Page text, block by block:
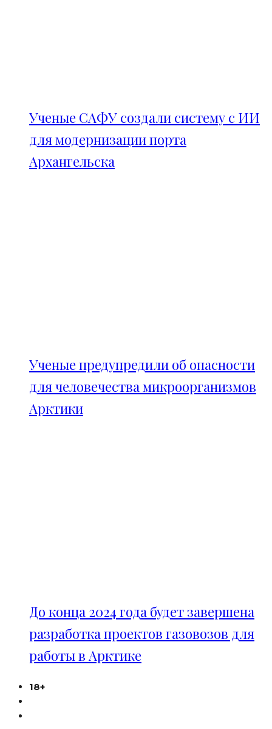
Ученые САФУ создали систему с ИИ
для модернизации порта
Архангельска
Ученые предупредили об опасности
для человечества микроорганизмов
Арктики
До конца 2024 года будет завершена
разработка проектов газовозов для
работы в Арктике
18+